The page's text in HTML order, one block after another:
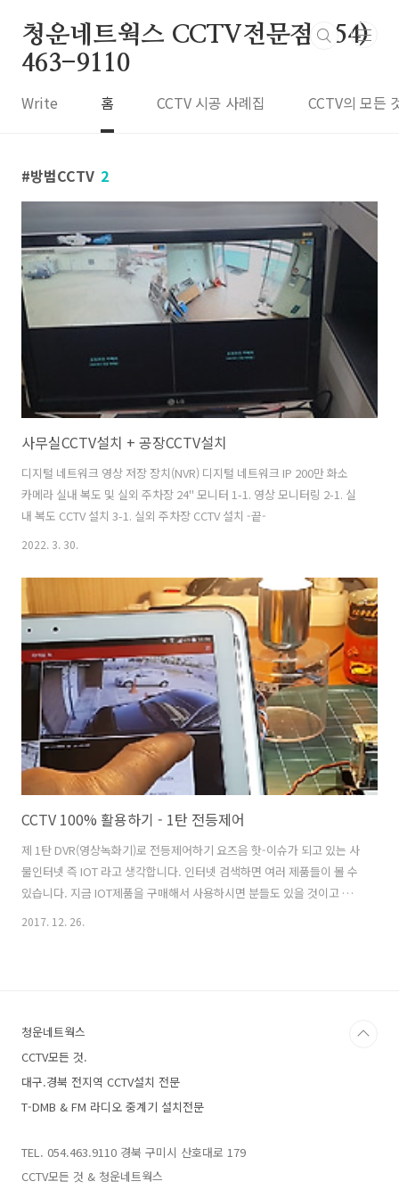
청운네트웍스 CCTV전문점 054)
463-9110
Write 홈 CCTV 시공 사례집 CCTV의 모든
방범CCTV 2
사무실CCTV설치 + 공장CCTV설치
디지털 네트워크 영상 저장 장치(NVR) 디지털 네트워크 IP 200만 화소
카메라 실내 복도 및 실외 주차장 24" 모니터 1-1. 영상 모니터링 2-1. 실
내 복도 CCTV 설치 3-1. 실외 주차장 CCTV 설치 -끝-
2022. 3. 30.
CCTV 100% 활용하기 - 1탄 전등제어
제 1탄 DVR(영상녹화기)로 전등제어하기 요즈음 핫-이슈가 되고 있는 사
물인터넷 즉 IOT 라고 생각합니다. 인터넷 검색하면 여러 제품들이 볼 수
있습니다. 지금 IOT제품을 구매해서 사용하시면 분들도 있을 것이고 이
게 뭐라! 하시는 분들도 있을 겁니다. 사물인터넷은 무엇인지는 인터넷
이 큰 즉 암페어(A)가 큰 릴레이를 사용하였습니다. 백열등은 AC 220V ..
2017. 12. 26.
청운네트웍스
CCTV모든 것.
대구.경북 전지역 CCTV설치 전문
T-DMB & FM 라디오 중계기 설치전문
TEL. 054.463.9110 경북 구미시 산호대로 179
CCTV모든 것 & 청운네트웍스